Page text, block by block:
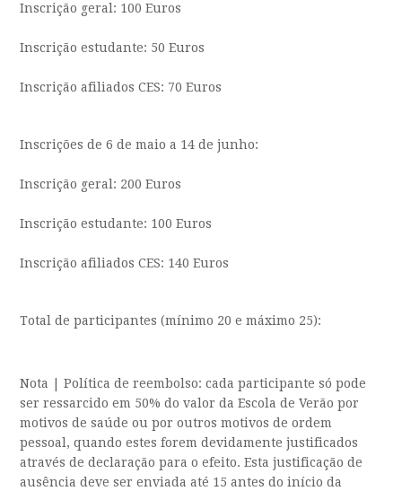
Inscrição geral: 100 Euros
Inscrição estudante: 50 Euros
Inscrição afiliados CES: 70 Euros
Inscrições de 6 de maio a 14 de junho:
Inscrição geral: 200 Euros
Inscrição estudante: 100 Euros
Inscrição afiliados CES: 140 Euros
Total de participantes (mínimo 20 e máximo 25):
Nota | Política de reembolso: cada participante só pode
ser ressarcido em 50% do valor da Escola de Verão por
motivos de saúde ou por outros motivos de ordem
pessoal, quando estes forem devidamente justificados
através de declaração para o efeito. Esta justificação de
ausência deve ser enviada até 15 antes do início da